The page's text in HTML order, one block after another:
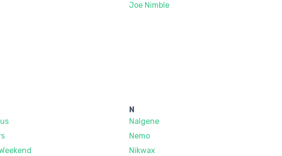
Joe Nimble
N
Nalgene
Nemo
Nikwax